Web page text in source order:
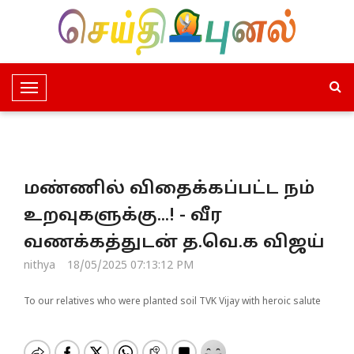
T
o
e
a
v
i
a
மண்ணில் விதைக்கப்பட்ட நம்
உறவுகளுக்கு...! - வீர
வணக்கத்துடன் த.வெ.க விஜய்
nithya 18/05/2025 07:13:12 PM
To our relatives who were planted soil TVK Vijay with heroic salute